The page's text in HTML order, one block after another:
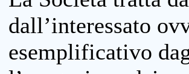
dall’interessato
esemplificativo